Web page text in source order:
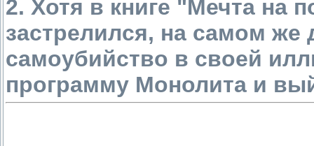
2. Хотя в книге "Мечта на
застрелился, на самом же
самоубийство в своей
программу Монолита и